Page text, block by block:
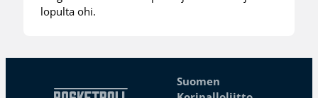
lopulta ohi.
Suomen